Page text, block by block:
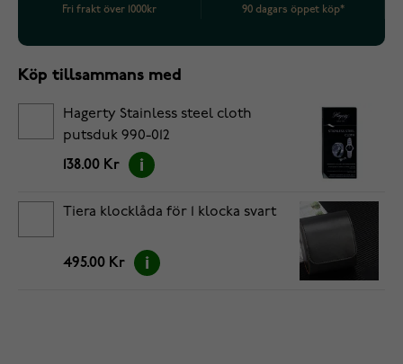
Fri frakt över 1000kr 90 dagars öppet köp*
Köp tillsammans med
Hagerty Stainless steel cloth
putsduk 990-012
138.00 Kr
Tiera klocklåda för 1 klocka svart
495.00 Kr